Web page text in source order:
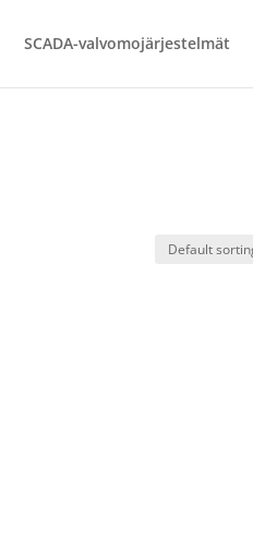
SCADA-valvomojärjestelmät